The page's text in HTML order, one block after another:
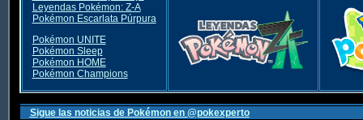
Leyendas Pokémon: Z-A
Pokémon Escarlata Púrpura
Pokémon UNITE
Pokémon Sleep
Pokémon HOME
Pokémon Champions
Sigue las noticias de Pokémon en @pokexperto